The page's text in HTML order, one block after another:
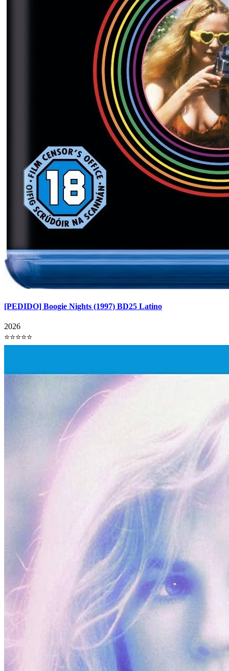
[PEDIDO] Boogie Nights (1997) BD25 Latino
2026
⭐⭐⭐⭐⭐